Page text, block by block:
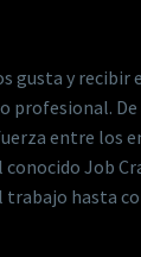
gusta y recibir
profesional.
entre los
conocido Job
trabajo hasta